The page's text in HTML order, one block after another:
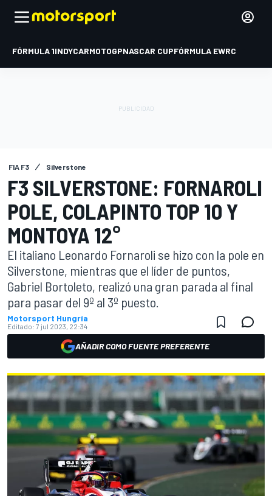
FÓRMULA 1INDYCARMOTOGPNASCAR CUPFÓRMULA EWRC
FIA F3 Silverstone
F3 SILVERSTONE: FORNAROLI
POLE, COLAPINTO TOP 10 Y
MONTOYA 12°
El italiano Leonardo Fornaroli se hizo con la pole en
Silverstone, mientras que el líder de puntos,
Gabriel Bortoleto, realizó una gran parada al final
para pasar del 9º al 3º puesto.
Motorsport Hungría
Editado: 7 jul 2023, 22:34
AÑADIR COMO FUENTE PREFERENTE